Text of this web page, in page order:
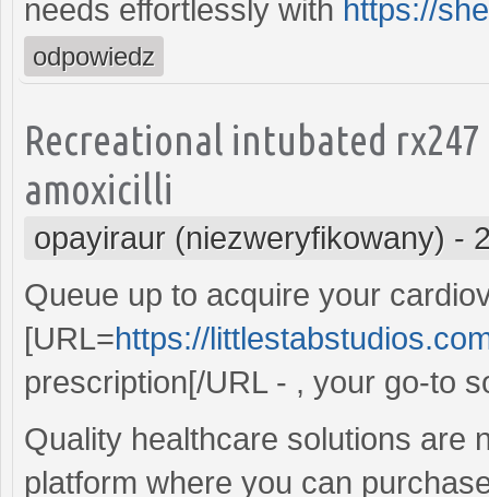
needs effortlessly with https://
odpowiedz
Recreational intubated
amoxicilli
opayiraur (niezweryfikowany) -
Queue up to acquire your
[URL=https://
prescription[/URL - , your go-to
Quality healthcare solutions are
platform where you can